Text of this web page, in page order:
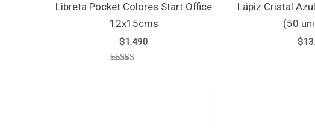
Libreta Pocket Colores Start Office
12x15cms
$1.490
Lápiz Cristal
(50
$